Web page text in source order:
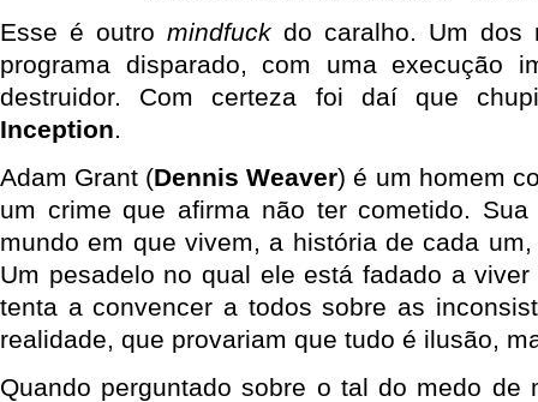
Esse é outro mindfuck do caralho. Um dos
programa disparado, com uma execução
destruidor. Com certeza foi daí que
Inception.
Adam Grant (Dennis Weaver) é um homem
um crime que afirma não ter cometido.
mundo em que vivem, a história de cada
Um pesadelo no qual ele está fadado a
tenta a convencer a todos sobre as
realidade, que provariam que tudo é ilusão,
Quando perguntado sobre o tal do medo de